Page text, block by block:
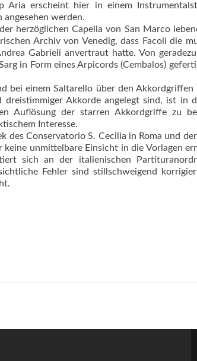
Aria erscheint hier in einem
angesehen werden.
her­zöglichen Capella von San Marco
Archiv von Venedig, dass Facoli die
Gabrieli anvertraut hatte. Von
in Form eines Arpicords (Cembalos)
bei einem Saltarello über den Akkordgriffen
Akkorde angelegt sind, ist in
Auflösung der starren Akkordgriffe zu
Interesse.
des Conservatorio S. Cecilia in Roma und
unmittelbare Einsicht in die Vorlagen
sich an der italienischen
Fehler sind stillschweigend